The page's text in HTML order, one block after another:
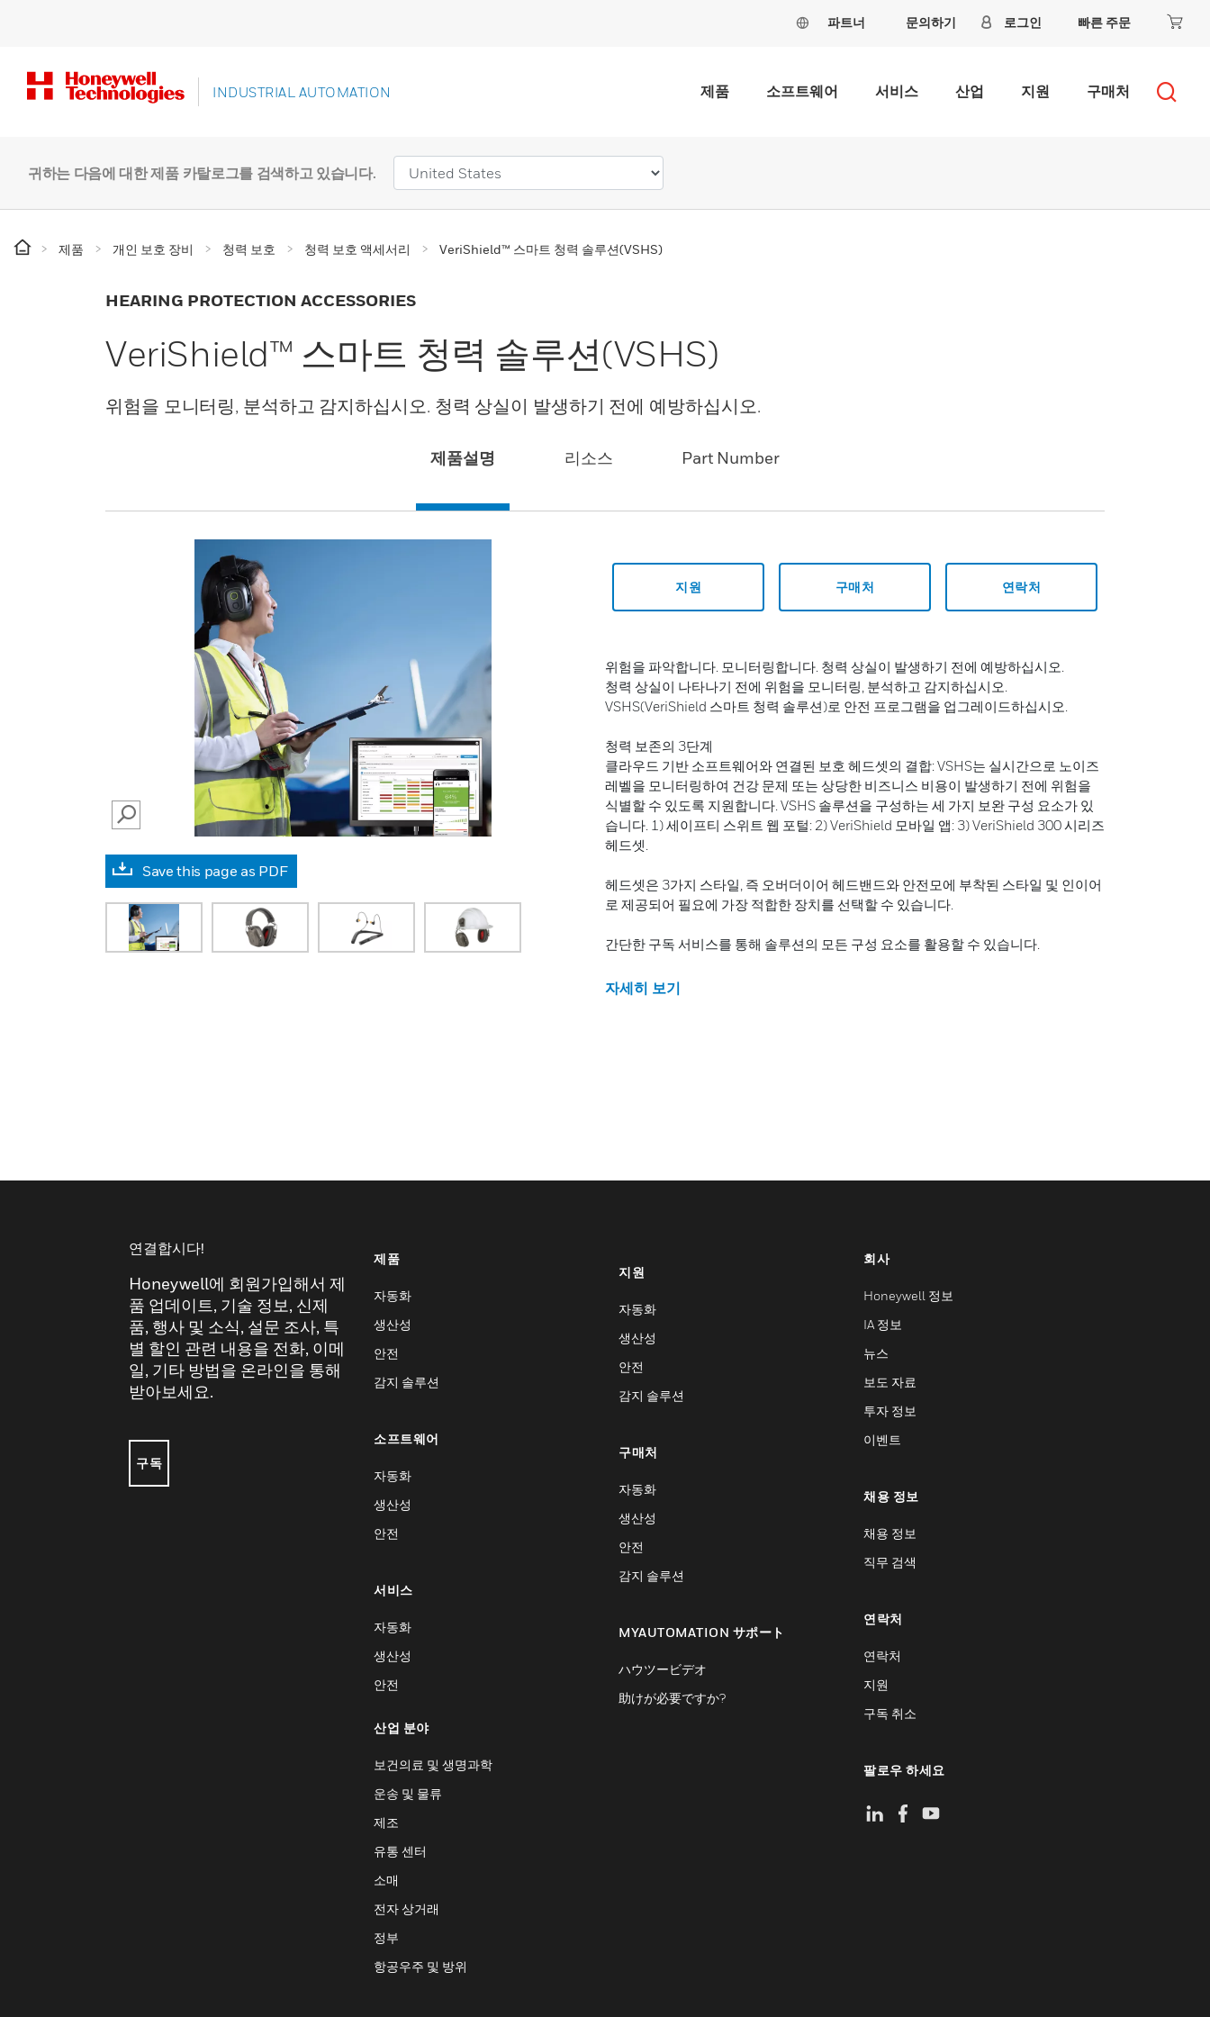
파트너 문의하기 로그인 빠른 주문
INDUSTRIAL AUTOMATION 제품 소프트웨어 서비스 산업 지원 구매처
귀하는 다음에 대한 제품 카탈로그를 검색하고 있습니다.
제품 개인 보호 장비 청력 보호 청력 보호 액세서리 VeriShield™ 스마트 청력 솔루션(VSHS)
HEARING PROTECTION ACCESSORIES
VeriShield™ 스마트 청력 솔루션(VSHS)
위험을 모니터링, 분석하고 감지하십시오. 청력 상실이 발생하기 전에 예방하십시오.
제품설명 리소스 Part Number
SEARCH
Save this page as PDF
지원 구매처 연락처
위험을 파악합니다. 모니터링합니다. 청력 상실이 발생하기 전에 예방하십시오.
청력 상실이 나타나기 전에 위험을 모니터링, 분석하고 감지하십시오.
VSHS(VeriShield 스마트 청력 솔루션)로 안전 프로그램을 업그레이드하십시오.
청력 보존의 3단계
클라우드 기반 소프트웨어와 연결된 보호 헤드셋의 결합: VSHS는 실시간으로 노이즈
레벨을 모니터링하여 건강 문제 또는 상당한 비즈니스 비용이 발생하기 전에 위험을
식별할 수 있도록 지원합니다. VSHS 솔루션을 구성하는 세 가지 보완 구성 요소가 있
습니다. 1) 세이프티 스위트 웹 포털: 2) VeriShield 모바일 앱: 3) VeriShield 300 시리즈
헤드셋.
헤드셋은 3가지 스타일, 즉 오버더이어 헤드밴드와 안전모에 부착된 스타일 및 인이어
로 제공되어 필요에 가장 적합한 장치를 선택할 수 있습니다.
간단한 구독 서비스를 통해 솔루션의 모든 구성 요소를 활용할 수 있습니다.
자세히 보기
연결합시다!
Honeywell에 회원가입해서 제
품 업데이트, 기술 정보, 신제
품, 행사 및 소식, 설문 조사, 특
별 할인 관련 내용을 전화, 이메
일, 기타 방법을 온라인을 통해
받아보세요.
구독
제품
자동화
생산성
안전
감지 솔루션
소프트웨어
자동화
생산성
안전
서비스
자동화
생산성
안전
산업 분야
보건의료 및 생명과학
운송 및 물류
제조
유통 센터
소매
전자 상거래
정부
항공우주 및 방위
지원
자동화
생산성
안전
감지 솔루션
구매처
자동화
생산성
안전
감지 솔루션
MYAUTOMATION サポート
ハウツービデオ
助けが必要ですか?
회사
Honeywell 정보
IA 정보
뉴스
보도 자료
투자 정보
이벤트
채용 정보
채용 정보
직무 검색
연락처
연락처
지원
구독 취소
팔로우 하세요